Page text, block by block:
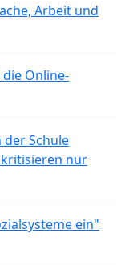
Arbeit und
Online-
Schule
nur
ein"